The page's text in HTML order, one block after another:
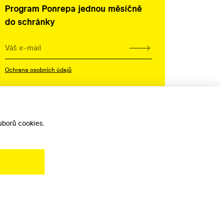
Program Ponrepa jednou měsíčně
do schránky
Ochrana osobních údajů
cookies.